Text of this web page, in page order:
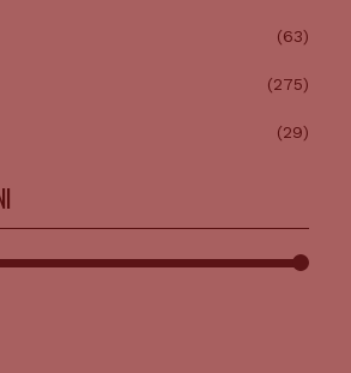
(63)
(275)
(29)